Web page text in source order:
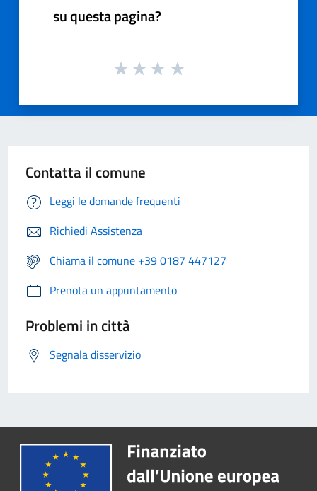
su questa pagina?
Contatta il comune
Leggi le domande frequenti
Richiedi Assistenza
Chiama il comune +39 0187 447127
Prenota un appuntamento
Problemi in città
Segnala disservizio